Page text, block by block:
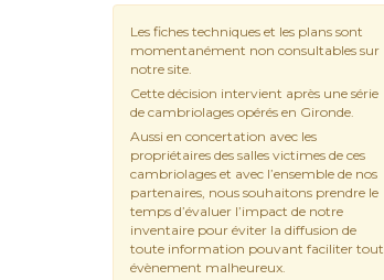
Les fiches techniques et les plans sont
momentanément non consultables sur
notre site.
Cette décision intervient après une série
de cambriolages opérés en Gironde.
Aussi en concertation avec les
propriétaires des salles victimes de ces
cambriolages et avec l’ensemble de nos
partenaires, nous souhaitons prendre le
temps d’évaluer l’impact de notre
inventaire pour éviter la diffusion de
toute information pouvant faciliter tout
évènement malheureux.